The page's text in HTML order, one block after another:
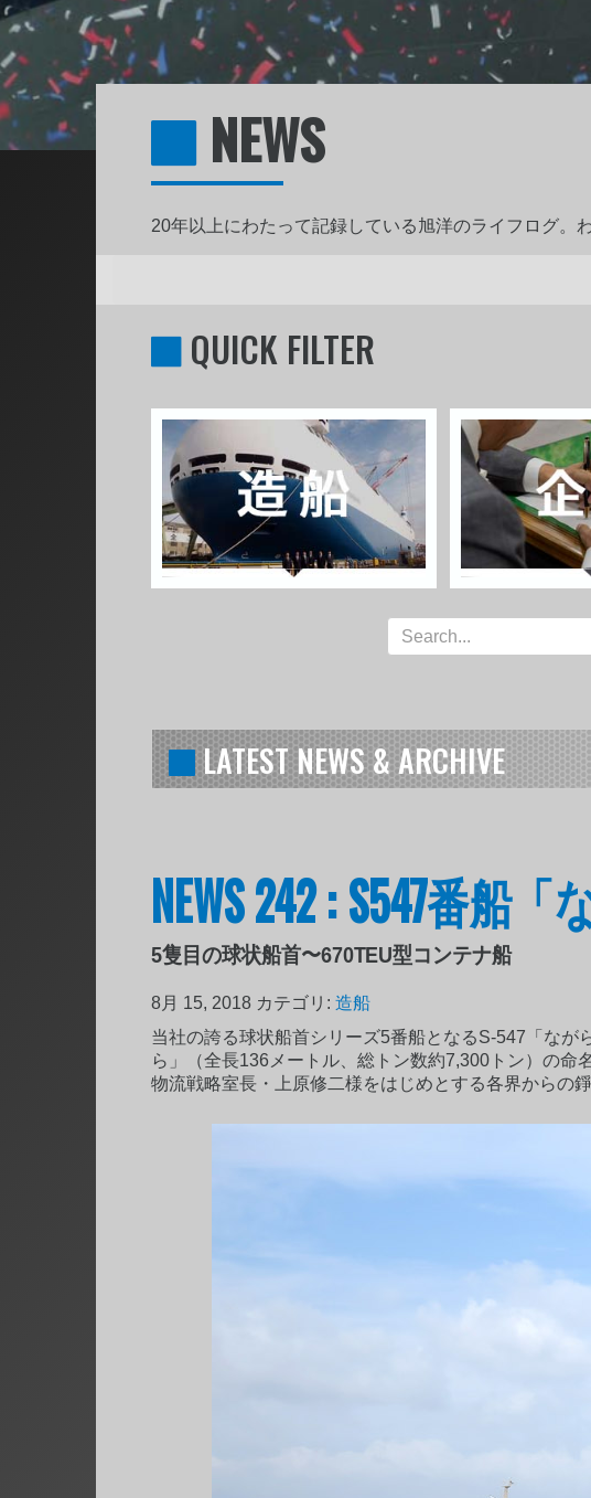
NEWS
20年以上にわたって記録している旭洋のライフログ。
QUICK FILTER
LATEST NEWS & ARCHIVE
NEWS 242 : S547番船
5隻目の球状船首〜670TEU型コンテナ船
8月 15, 2018 カテゴリ:造船
当社の誇る球状船首シリーズ5番船となるS-547「な
ら」（全長136メートル、総トン数約7,300トン）の
物流戦略室長・上原修二様をはじめとする各界からの